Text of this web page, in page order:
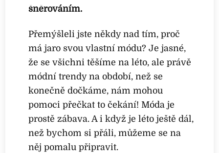
šněrováním.
Přemýšleli jste někdy nad tím, proč
má jaro svou vlastní módu? Je jasné,
že se všichni těšíme na léto, ale právě
módní trendy na období, než se
konečně dočkáme, nám mohou
pomoci přečkat to čekání! Móda je
prostě zábava. A i když je léto ještě dál,
než bychom si přáli, můžeme se na
něj pomalu připravit.